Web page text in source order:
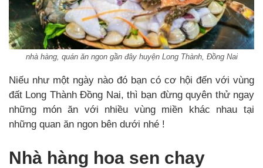
nhà hàng, quán ăn ngon gần đây huyện Long Thành, Đồng Nai
Niếu như một ngày nào đó bạn có cơ hội đến với vùng
đất Long Thành Đồng Nai, thì bạn đừng quyên thử ngay
những món ăn với nhiều vùng miền khác nhau tại
những quan ăn ngon bên dưới nhé !
Nhà hàng hoa sen chay